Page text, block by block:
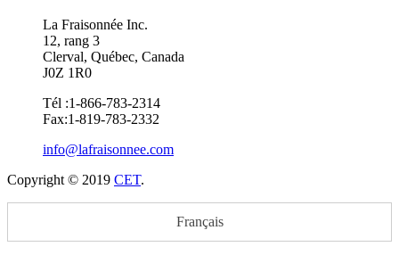
La Fraisonnée Inc.
12, rang 3
Clerval, Québec, Canada
J0Z 1R0
Tél :1-866-783-2314
Fax:1-819-783-2332
info@lafraisonnee.com
Copyright © 2019 CET.
Français